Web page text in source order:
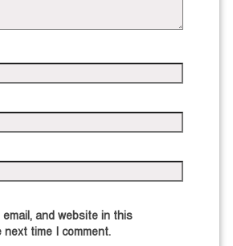
email, and website in this
time I comment.